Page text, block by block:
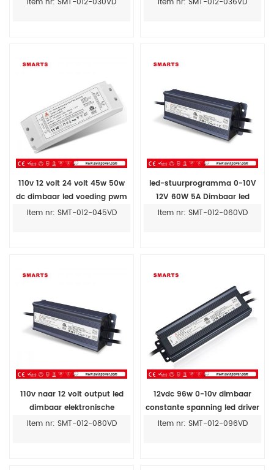
110v 12 volt 24 volt 45w 50w
dc dimbaar led voeding pwm
voor led-verlichting
Item nr: SMT-012-045VD
led-stuurprogramma 0-10V
12V 60W 5A Dimbaar led
voeding driver transformator
Item nr: SMT-012-060VD
110v naar 12 volt output led
dimbaar elektronische
transformator voor led-
Item nr: SMT-012-080VD
12vdc 96w 0-10v dimbaar
constante spanning led driver
Item nr: SMT-012-096VD